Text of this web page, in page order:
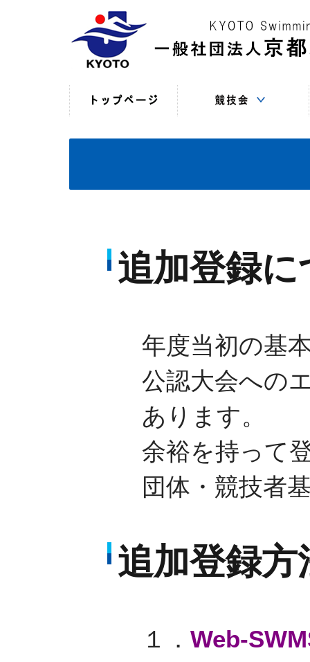
（現年度）
（過年度以前）
（申込・連絡事項等）
追加登録に
年度当初の基
公認大会への
あります。
余裕を持って
団体・競技者
追加登録方
１． Web-